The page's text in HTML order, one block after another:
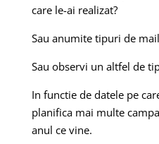
care le-ai realizat?
Sau anumite tipuri de
Sau observi un altfel de
In functie de datele pe
planifica mai multe
anul ce vine.